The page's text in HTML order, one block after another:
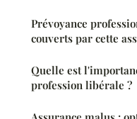
Prévoyance
couverts par cette
Quelle est
profession libérale ?